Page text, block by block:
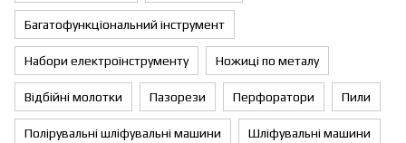
Багатофункціональний інструмент
Набори електроінструменту Ножиці по металу
Відбійні молотки Пазорези Перфоратори Пили
Полірувальні шліфувальні машини Шліфувальні машини